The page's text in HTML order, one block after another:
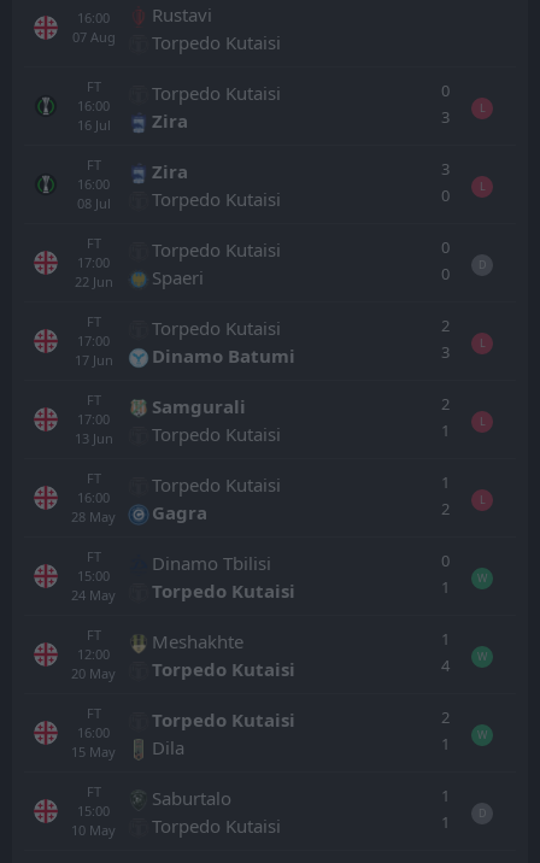
16:00
07 Aug
Rustavi
Torpedo Kutaisi
FT
16:00
16 Jul
Torpedo Kutaisi
Zira
0
3
L
FT
16:00
08 Jul
Zira
Torpedo Kutaisi
3
0
L
FT
17:00
22 Jun
Torpedo Kutaisi
Spaeri
0
0
D
FT
17:00
17 Jun
Torpedo Kutaisi
Dinamo Batumi
2
3
L
FT
17:00
13 Jun
Samgurali
Torpedo Kutaisi
2
1
L
FT
16:00
28 May
Torpedo Kutaisi
Gagra
1
2
L
FT
15:00
24 May
Dinamo Tbilisi
Torpedo Kutaisi
0
1
W
FT
12:00
20 May
Meshakhte
Torpedo Kutaisi
1
4
W
FT
16:00
15 May
Torpedo Kutaisi
Dila
2
1
W
FT
15:00
10 May
Saburtalo
Torpedo Kutaisi
1
1
D